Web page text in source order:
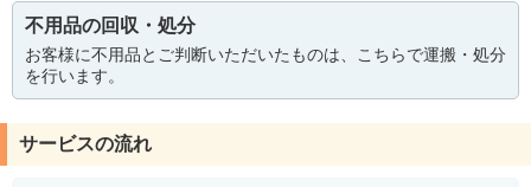
不用品の回収・処分
お客様に不用品とご判断いただいたものは、こちらで運搬・処分
を行います。
サービスの流れ